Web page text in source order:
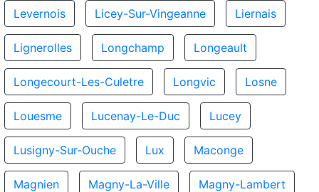
Levernois Licey-Sur-Vingeanne Liernais
Lignerolles Longchamp Longeault
Longecourt-Les-Culetre Longvic Losne
Louesme Lucenay-Le-Duc Lucey
Lusigny-Sur-Ouche Lux Maconge
Magnien Magny-La-Ville Magny-Lambert